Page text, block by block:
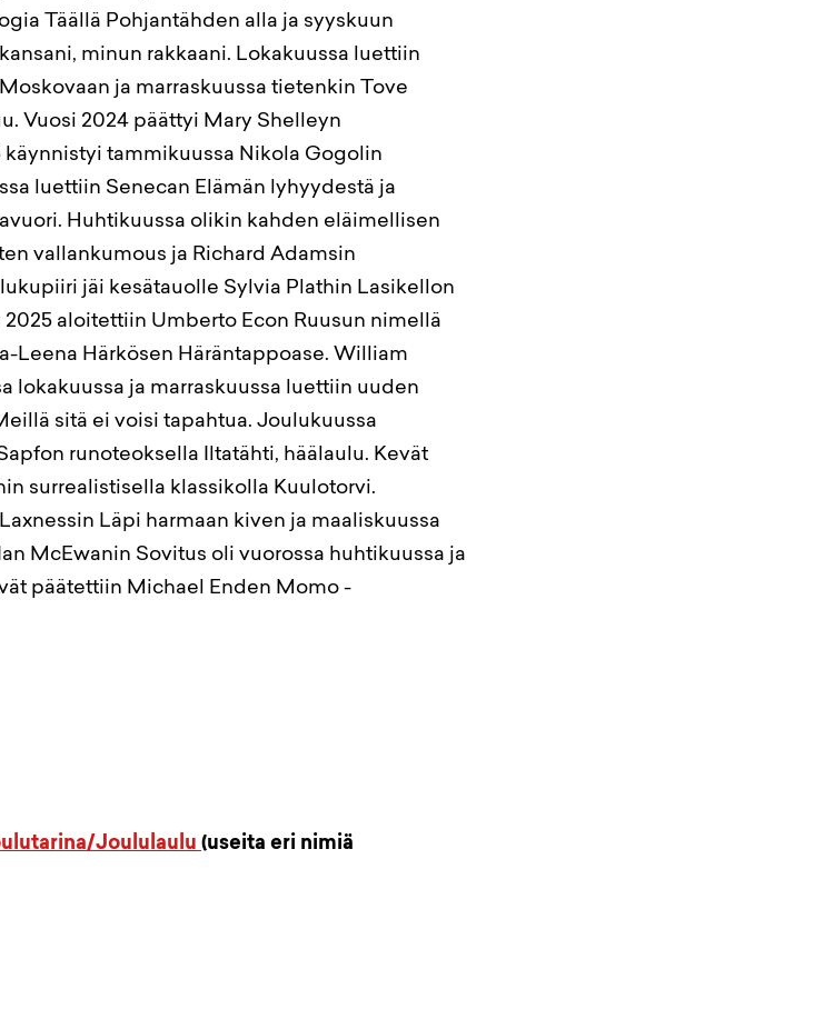
Täällä Pohjantähden alla ja syyskuun
minun rakkaani. Lokakuussa luettiin
ja marraskuussa tietenkin Tove
Vuosi 2024 päättyi Mary Shelleyn
tammikuussa Nikola Gogolin
luettiin Senecan Elämän lyhyydestä ja
Huhtikuussa olikin kahden eläimellisen
vallankumous ja Richard Adamsin
jäi kesätauolle Sylvia Plathin Lasikellon
aloitettiin Umberto Econ Ruusun nimellä
Leena Härkösen Häräntappoase. William
lokakuussa ja marraskuussa luettiin uuden
sitä ei voisi tapahtua. Joulukuussa
runoteoksella Iltatähti, häälaulu. Kevät
surrealistisella klassikolla Kuulotorvi.
Läpi harmaan kiven ja maaliskuussa
McEwanin Sovitus oli vuorossa huhtikuussa ja
päätettiin Michael Enden Momo -
Joululaulu (useita eri nimiä